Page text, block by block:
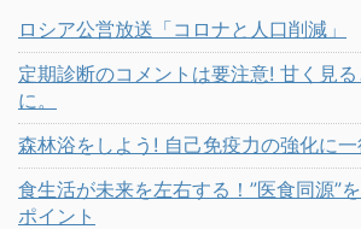
ロシア公営放送「コロナと人口削減」
定期診断のコメントは要注意! 甘く見
に。
森林浴をしよう! 自己免疫力の強化に一
食生活が未来を左右する！”医食同源”
ポイント